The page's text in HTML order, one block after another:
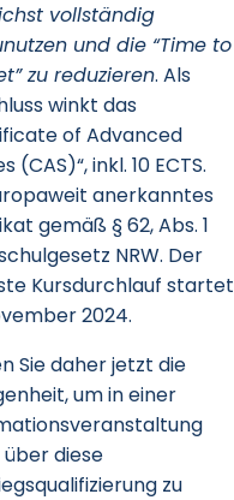
vollständig
und die “Time to
zu reduzieren. Als
winkt das
of Advanced
(CAS)“, inkl. 10 ECTS.
anerkanntes
gemäß § 62, Abs. 1
NRW. Der
Kursdurchlauf startet
2024.
Sie daher jetzt die
um in einer
diese
zu